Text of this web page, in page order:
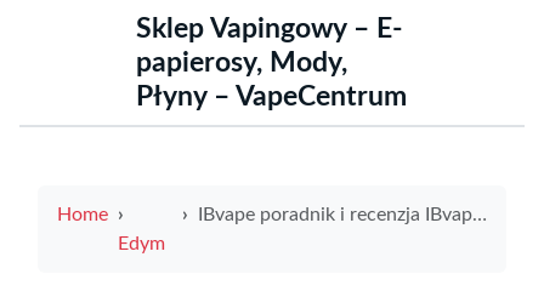
Sklep Vapingowy – E-
papierosy, Mody,
Płyny – VapeCentrum
Home
Edym
IBvape poradnik i recenzja IBvape porównanie z drag plus co wybrać dla vaperów